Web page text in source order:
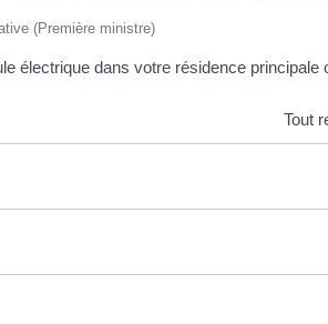
(Première ministre)
électrique dans votre résidence principale
Tout